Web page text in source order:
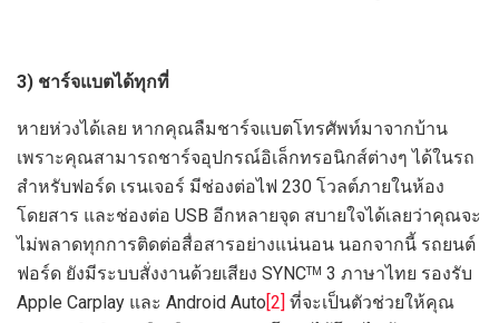
3) ชาร์จแบตได้ทุกที่
หายห่วงได้เลย หากคุณลืมชาร์จแบตโทรศัพท์มาจากบ้าน
เพราะคุณสามารถชาร์จอุปกรณ์อิเล็กทรอนิกส์ต่างๆ ได้ในรถ
สำหรับฟอร์ด เรนเจอร์ มีช่องต่อไฟ 230 โวลต์ภายในห้อง
โดยสาร และช่องต่อ USB อีกหลายจุด สบายใจได้เลยว่าคุณจะ
ไม่พลาดทุกการติดต่อสื่อสารอย่างแน่นอน นอกจากนี้ รถยนต์
ฟอร์ด ยังมีระบบสั่งงานด้วยเสียง SYNCTM 3 ภาษาไทย รองรับ
Apple Carplay และ Android Auto[2] ที่จะเป็นตัวช่วยให้คุณ